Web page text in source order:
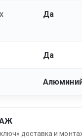
Да
Да
доставка и